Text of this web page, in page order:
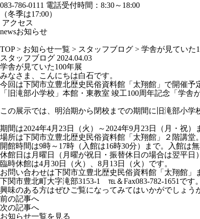
083-786-0111 電話受付時間：8:30～18:00
（冬季は17:00）
アクセス
newsお知らせ
TOP> お知らせ一覧 > スタッフブログ > 学舎が見ていた
スタッフブログ 2024.04.03
学舎が見ていた100年展
みなさま、こんにちは白石です。
今回は下関市立豊北歴史民俗資料館「太翔館」で開催予
「旧滝部小学校」本館・東教室 竣工100周年記念「学舎
この展示では、明治期から閉校までの期間に旧滝部小
期間は2024年4月23日（火）～2024年9月23日（月・祝）
場所は下関市立豊北歴史民俗資料館「太翔館」２階講堂。
開館時間は9時～17時（入館は16時30分）まで。入館は無
休館日は月曜日（月曜が祝日・振替休日の場合は翌平日）
臨時休館は4月30日（火）、8月13日（火）です。
お問い合わせは下関市立豊北歴史民俗資料館「太翔館」
下関市豊北町大字滝部3153-1 ℡＆Fax083-782-1651です。
興味のある方はぜひご覧になってみてはいかがでしょう
前の記事へ
次の記事へ
お知らせ一覧を見る